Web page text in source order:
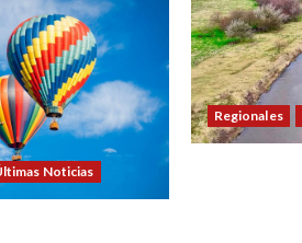
Noticias
Regionales